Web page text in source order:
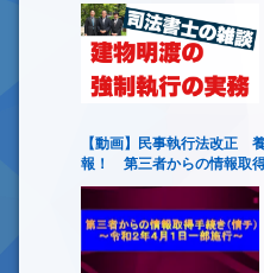
【動画】民事執行法改正
報！ 第三者からの情報取